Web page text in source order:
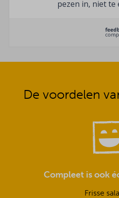
pezen in, niet te
De voordelen
Compleet is ook
Frisse